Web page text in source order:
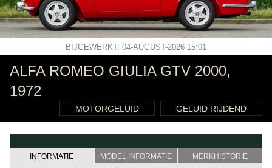
BIJGEWERKT: 04-AUGUST-2026 15:01
ALFA ROMEO GIULIA GTV 2000,
1972
MOTORGELUID GELUID RIJDEND
INFORMATIE MODEL INFORMATIE MERKHISTORIE